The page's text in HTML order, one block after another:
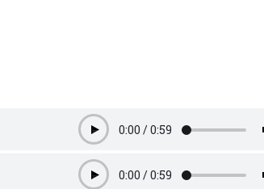
Play0:00 /0:59
Play0:00 /0:59